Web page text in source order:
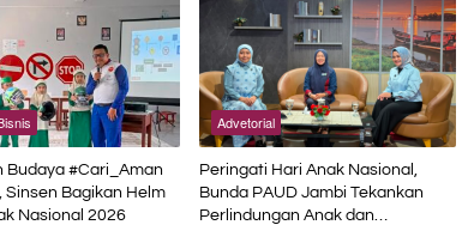
Budaya #Cari_Aman
Sinsen Bagikan Helm
Nasional 2026
Advetorial
Peringati Hari Anak Nasional,
Bunda PAUD Jambi Tekankan
Perlindungan Anak dan